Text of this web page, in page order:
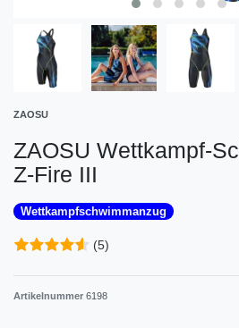
ZAOSU
ZAOSU Wettkampf-
Z-Fire III
Wettkampfschwimmanzug
(5)
Artikelnummer 6198